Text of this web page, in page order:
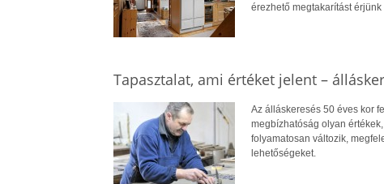
érezhető megtakarítást érjünk
Tapasztalat, ami értéket jelent –
Az álláskeresés 50 éves kor
megbízhatóság olyan
folyamatosan változik,
lehetőségeket.